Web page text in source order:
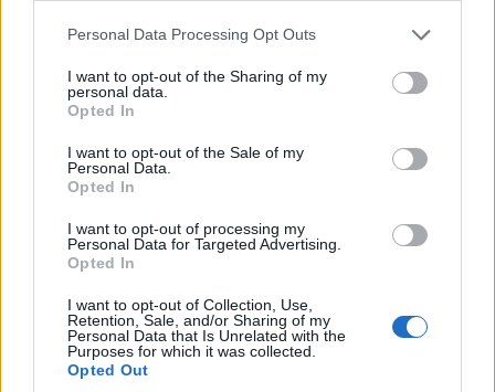
Please note that this website/app uses one or more Google
not limited to your visit or usage behaviour. You may click to
grant or deny consent to Google and its third-party tags to
use your data for below specified purposes in below Google
consent section.
Personal Data Processing Opt Outs
I want to opt-out of the Sharing of my
personal data.
Opted In
I want to opt-out of the Sale of my
Personal Data.
Opted In
I want to opt-out of processing my
Personal Data for Targeted Advertising.
Opted In
I want to opt-out of Collection, Use,
Retention, Sale, and/or Sharing of my
Personal Data that Is Unrelated with the
Purposes for which it was collected.
Opted Out
7 Αυγούστου 2026, 9:30 μμ
Οι μουσικές επιλογές
Jimmy James & The
Vagabonds – Now Is
the Time (1976)
7 Αυγούστου 2026, 8:31 μμ